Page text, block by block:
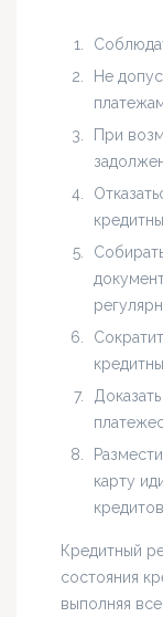
Не
При
карту
Кредитный
состояния
выполняя